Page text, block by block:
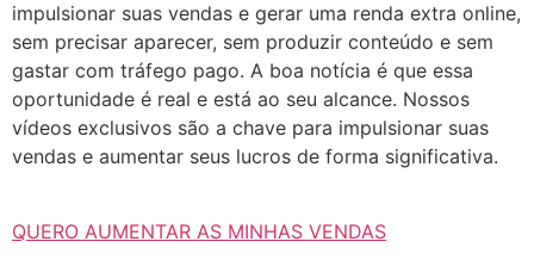
impulsionar suas vendas e gerar uma renda extra online,
sem precisar aparecer, sem produzir conteúdo e sem
gastar com tráfego pago. A boa notícia é que essa
oportunidade é real e está ao seu alcance. Nossos
vídeos exclusivos são a chave para impulsionar suas
vendas e aumentar seus lucros de forma significativa.
QUERO AUMENTAR AS MINHAS VENDAS